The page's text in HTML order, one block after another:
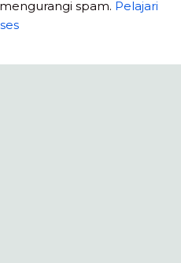
spam. Pelajari